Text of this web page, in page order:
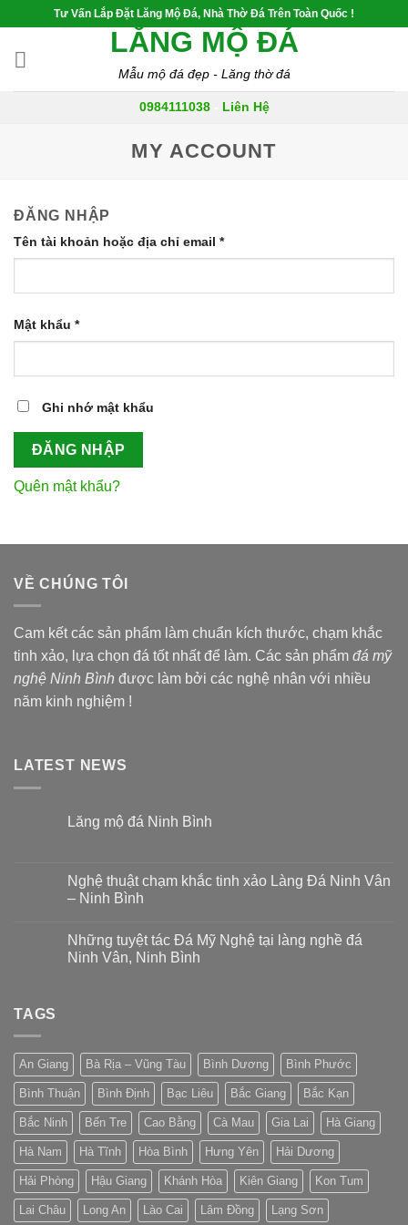
content
Tư Vấn Lắp Đặt Lăng Mộ Đá, Nhà Thờ Đá Trên Toàn Quốc !
LĂNG MỘ ĐÁ
Mẫu mộ đá đẹp - Lăng thờ đá
0984111038- Liên Hệ
MY ACCOUNT
ĐĂNG NHẬP
Tên tài khoản hoặc địa chỉ email *
Mật khẩu *
Ghi nhớ mật khẩu
ĐĂNG NHẬP
Quên mật khẩu?
VỀ CHÚNG TÔI
Cam kết các sản phẩm làm chuẩn kích thước, chạm khắc
tinh xảo, lựa chọn đá tốt nhất để làm. Các sản phẩm đá mỹ
nghệ Ninh Bình được làm bởi các nghệ nhân với nhiều
năm kinh nghiệm !
LATEST NEWS
Lăng mộ đá Ninh Bình
Nghệ thuật chạm khắc tinh xảo Làng Đá Ninh Vân
– Ninh Bình
Những tuyệt tác Đá Mỹ Nghệ tại làng nghề đá
Ninh Vân, Ninh Bình
TAGS
An Giang Bà Rịa – Vũng Tàu Bình Dương Bình Phước
Bình Thuận Bình Định Bạc Liêu Bắc Giang Bắc Kạn
Bắc Ninh Bến Tre Cao Bằng Cà Mau Gia Lai Hà Giang
Hà Nam Hà Tĩnh Hòa Bình Hưng Yên Hải Dương
Hải Phòng Hậu Giang Khánh Hòa Kiên Giang Kon Tum
Lai Châu Long An Lào Cai Lâm Đồng Lạng Sơn